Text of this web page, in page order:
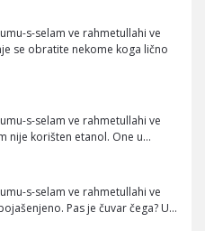
s-selam ve rahmetullahi ve
se obratite nekome koga lično
s-selam ve rahmetullahi ve
nije korišten etanol. One u…
s-selam ve rahmetullahi ve
Pas je čuvar čega? U…